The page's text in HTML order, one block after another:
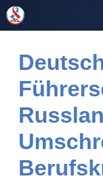
Zum
Inhalt
springen